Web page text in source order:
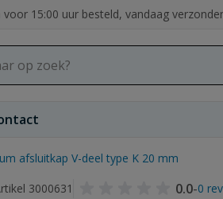
voor 15:00 uur besteld, vandaag
afsluitkap V-deel type K 20 mm
3000631
0.0-0